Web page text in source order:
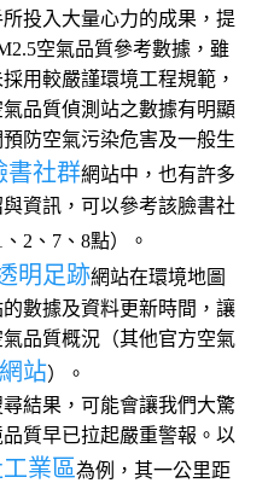
投入大量心力的成果，提
空氣品質參考數據，雖
用較嚴謹環境工程規範，
品質偵測站之數據有明顯
防空氣污染危害及一般生
書社群網站中，也有許多
資訊，可以參考該臉書社
、2、7、8點）。
明足跡網站在環境地圖
數據及資料更新時間，讓
品質概況（其他官方空氣
站）。
結果，可能會讓我們大驚
質早已拉起嚴重警報。以
業區為例，其一公里距